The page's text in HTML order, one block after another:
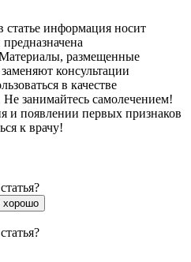
информация носит
размещенные
консультации
в качестве
занимайтесь самолечением!
и появлении первых признаков
к врачу!
хорошо